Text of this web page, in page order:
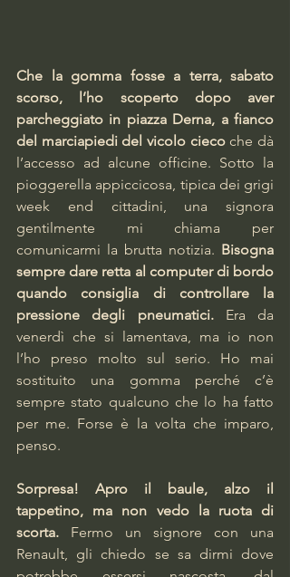
Che la gomma fosse a terra, sabato
scorso, l’ho scoperto dopo aver
parcheggiato in piazza Derna, a fianco
del marciapiedi del vicolo cieco che dà
l’accesso ad alcune officine. Sotto la
pioggerella appiccicosa, tipica dei grigi
week end cittadini, una signora
gentilmente mi chiama per
comunicarmi la brutta notizia. Bisogna
sempre dare retta al computer di bordo
quando consiglia di controllare la
pressione degli pneumatici. Era da
venerdì che si lamentava, ma io non
l’ho preso molto sul serio. Ho mai
sostituito una gomma perché c’è
sempre stato qualcuno che lo ha fatto
per me. Forse è la volta che imparo,
penso.
Sorpresa! Apro il baule, alzo il
tappetino, ma non vedo la ruota di
scorta. Fermo un signore con una
Renault, gli chiedo se sa dirmi dove